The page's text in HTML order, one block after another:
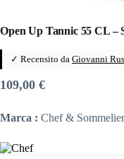
Open Up Tannic 55 CL –
✓ Recensito da Giovanni
109,00 €
Marca : Chef & Sommelier